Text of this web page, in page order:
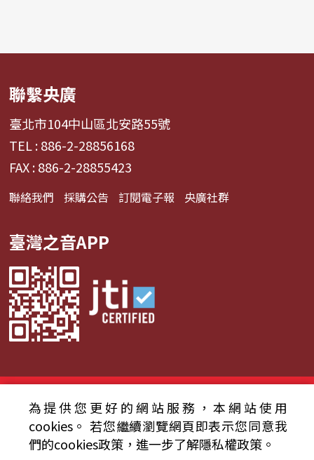
聯繫央廣
臺北市104中山區北安路55號
TEL : 886-2-28856168
FAX : 886-2-28855423
聯絡我們 採購公告 訂閱電子報 央廣社群
臺灣之音APP
© 2024財團法人中央廣播電臺 版權所有
資通安全政策聲明
服務條款 隱私權條款
為提供您更好的網站服務，本網站使用
cookies。 若您繼續瀏覽網頁即表示您同意我
們的cookies政策，進一步了解隱私權政策。